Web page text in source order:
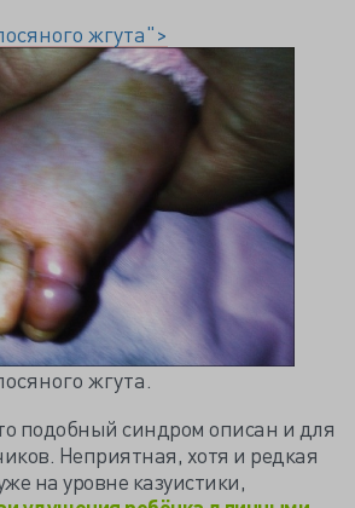
жгута">
жгута.
подобный синдром описан и для
Неприятная, хотя и редкая
на уровне казуистики,